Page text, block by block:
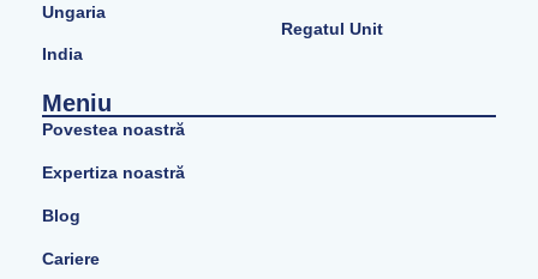
Ungaria
India
Regatul Unit
Meniu
Povestea noastră
Expertiza noastră
Blog
Cariere